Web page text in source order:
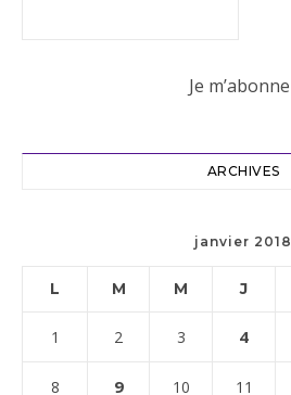
ARCHIVES
janvier 2018
L M M J
1 2 3 4
8 9 10 11